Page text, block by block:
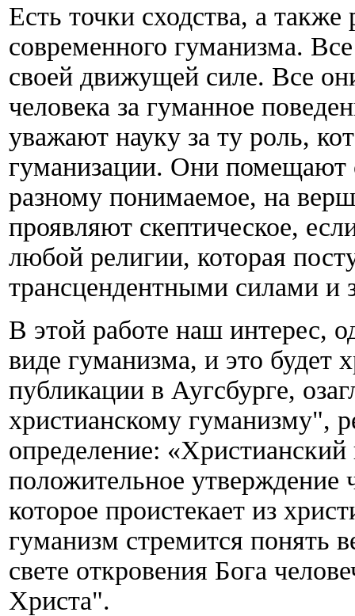
Есть точки сходства, а
современного гуманизма.
своей движущей силе. Все
человека за гуманное
уважают науку за ту роль,
гуманизации. Они помещают
разному понимаемое, на
проявляют скептическое,
любой религии, которая
трансцендентными силами и
В этой работе наш интерес,
виде гуманизма, и это будет
публикации в Аугсбурге,
христианскому гуманизму",
определение:
положительное утверждение
которое проистекает из
гуманизм стремится понять
свете откровения Бога
Христа".